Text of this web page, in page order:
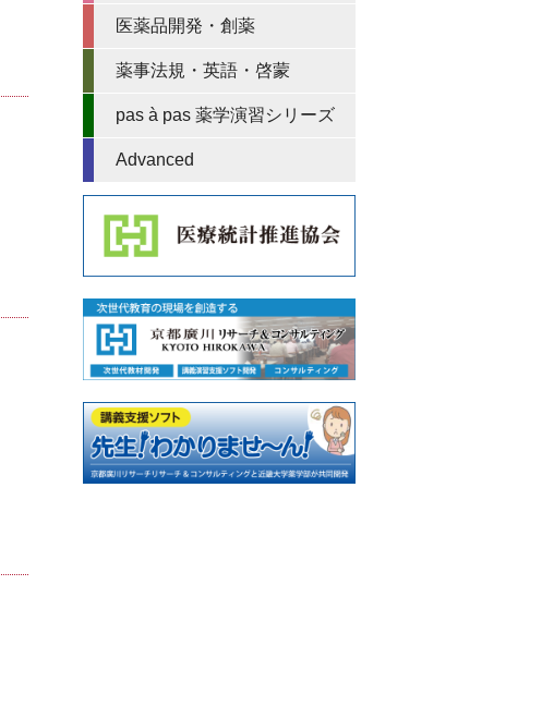
医薬品開発・創薬
薬事法規・英語・啓蒙
pas à pas 薬学演習シリーズ
Advanced